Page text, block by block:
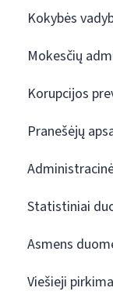
Kokybės
Mokesčių
Korupcijos
Pranešėjų
Statistiniai
Asmens
Viešieji